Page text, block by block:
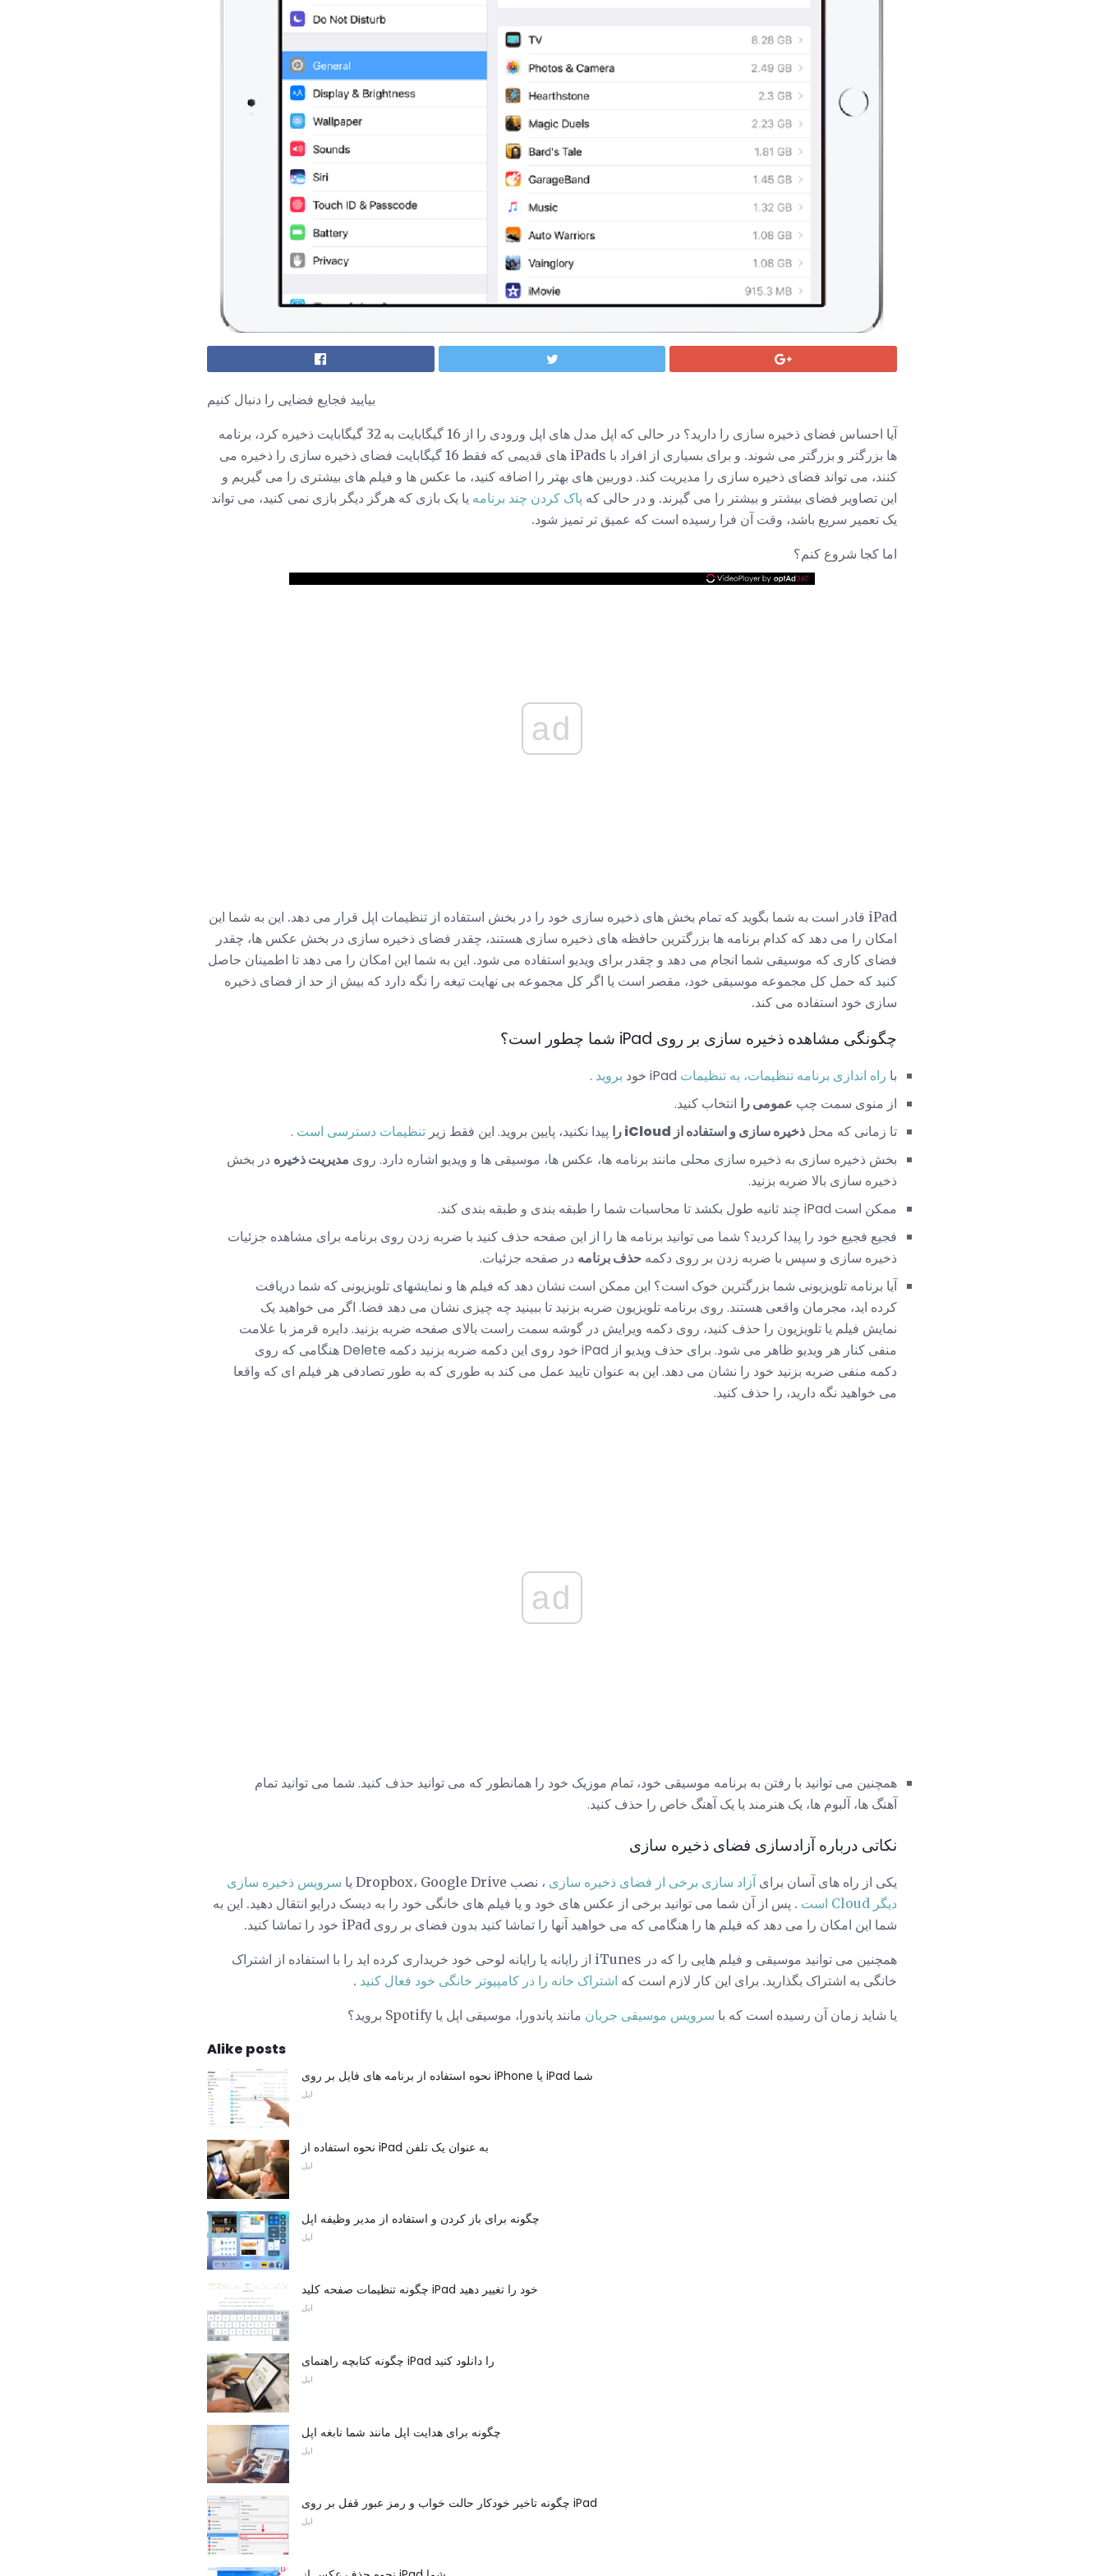
بیایید فجایع فضایی را دنبال کنیم
آیا احساس فضای ذخیره سازی را دارید؟ در حالی که اپل مدل های اپل ورودی را از 16 گیگابایت به 32 گیگابایت ذخیره کرد، برنامه
ها بزرگتر و بزرگتر می شوند. و برای بسیاری از افراد با iPads های قدیمی که فقط 16 گیگابایت فضای ذخیره سازی را ذخیره می
کنند، می تواند فضای ذخیره سازی را مدیریت کند. دوربین های بهتر را اضافه کنید، ما عکس ها و فیلم های بیشتری را می گیریم و
این تصاویر فضای بیشتر و بیشتر را می گیرند. و در حالی که پاک کردن چند برنامه یا یک بازی که هرگز دیگر بازی نمی کنید، می تواند
یک تعمیر سریع باشد، وقت آن فرا رسیده است که عمیق تر تمیز شود.
اما کجا شروع کنم؟
ad
iPad قادر است به شما بگوید که تمام بخش های ذخیره سازی خود را در بخش استفاده از تنظیمات اپل قرار می دهد. این به شما این
امکان را می دهد که کدام برنامه ها بزرگترین حافظه های ذخیره سازی هستند، چقدر فضای ذخیره سازی در بخش عکس ها، چقدر
فضای کاری که موسیقی شما انجام می دهد و چقدر برای ویدیو استفاده می شود. این به شما این امکان را می دهد تا اطمینان حاصل
کنید که حمل کل مجموعه موسیقی خود، مقصر است یا اگر کل مجموعه بی نهایت تیغه را نگه دارد که بیش از حد از فضای ذخیره
سازی خود استفاده می کند.
چگونگی مشاهده ذخیره سازی بر روی iPad شما چطور است؟
با راه اندازی برنامه تنظیمات، به تنظیمات بروید .
از منوی سمت چپ عمومی را انتخاب کنید.
تا زمانی که محل ذخیره سازی و استفاده از iCloud را پیدا نکنید، پایین بروید. این فقط زیر تنظیمات دسترسی است .
بخش ذخیره سازی به ذخیره سازی محلی مانند برنامه ها، عکس ها، موسیقی ها و ویدیو اشاره دارد. روی مدیریت ذخیره در بخش
ذخیره سازی بالا ضربه بزنید.
ممکن است iPad چند ثانیه طول بکشد تا محاسبات شما را طبقه بندی و طبقه بندی کند.
فجیع فجیع خود را پیدا کردید؟ شما می توانید برنامه ها را از این صفحه حذف کنید با ضربه زدن روی برنامه برای مشاهده جزئیات
ذخیره سازی و سپس با ضربه زدن بر روی دکمه حذف برنامه در صفحه جزئیات.
آیا برنامه تلویزیونی شما بزرگترین خوک است؟ این ممکن است نشان دهد که فیلم ها و نمایشهای تلویزیونی که شما دریافت
کرده اید، مجرمان واقعی هستند. روی برنامه تلویزیون ضربه بزنید تا ببینید چه چیزی نشان می دهد فضا. اگر می خواهید یک
نمایش فیلم یا تلویزیون را حذف کنید، روی دکمه ویرایش در گوشه سمت راست بالای صفحه ضربه بزنید. دایره قرمز با علامت
منفی کنار هر ویدیو ظاهر می شود. برای حذف ویدیو از iPad خود روی این دکمه ضربه بزنید دکمه Delete هنگامی که روی
دکمه منفی ضربه بزنید خود را نشان می دهد. این به عنوان تایید عمل می کند به طوری که به طور تصادفی هر فیلم ای که واقعا
می خواهید نگه دارید، را حذف کنید.
ad
همچنین می توانید با رفتن به برنامه موسیقی خود، تمام موزیک خود را همانطور که می توانید حذف کنید. شما می توانید تمام
آهنگ ها، آلبوم ها، یک هنرمند یا یک آهنگ خاص را حذف کنید.
نکاتی درباره آزادسازی فضای ذخیره سازی
یکی از راه های آسان برای آزاد سازی برخی از فضای ذخیره سازی ، نصب Dropbox، Google Drive یا
سرویس ذخیره سازی
دیگر Cloud است
. پس از آن شما می توانید برخی از عکس های خود و یا فیلم های خانگی خود را به دیسک درایو انتقال دهید. این به
شما این امکان را می دهد که فیلم ها را هنگامی که می خواهید آنها را تماشا کنید بدون فضای بر روی iPad خود را تماشا کنید.
همچنین می توانید موسیقی و فیلم هایی را که در iTunes از رایانه یا رایانه لوحی خود خریداری کرده اید را با استفاده از اشتراک
خانگی به اشتراک بگذارید. برای این کار لازم است که اشتراک خانه را در کامپیوتر خانگی خود فعال کنید .
یا شاید زمان آن رسیده است که با سرویس موسیقی جریان مانند پاندورا، موسیقی اپل یا Spotify بروید؟
Alike posts
نحوه استفاده از برنامه های فایل بر روی iPhone یا iPad شما
اپل
نحوه استفاده از iPad به عنوان یک تلفن
اپل
چگونه برای باز کردن و استفاده از مدیر وظیفه اپل
اپل
چگونه تنظیمات صفحه کلید iPad خود را تغییر دهید
اپل
چگونه کتابچه راهنمای iPad را دانلود کنید
اپل
چگونه برای هدایت اپل مانند شما نابغه اپل
اپل
چگونه تاخیر خودکار حالت خواب و رمز عبور قفل بر روی iPad
اپل